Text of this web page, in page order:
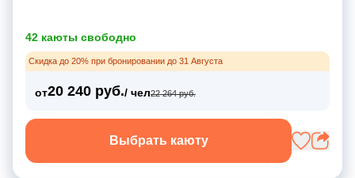
42 каюты свободно
Скидка до 20% при бронировании до 31 Августа
от20 240 руб./ чел22 264 руб.
Выбрать каюту